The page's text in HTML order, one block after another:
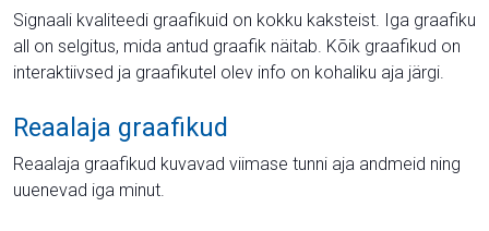
Signaali kvaliteedi graafikuid on kokku kaksteist. Iga graafiku
all on selgitus, mida antud graafik näitab. Kõik graafikud on
interaktiivsed ja graafikutel olev info on kohaliku aja järgi.
Reaalaja graafikud
Reaalaja graafikud kuvavad viimase tunni aja andmeid ning
uuenevad iga minut.